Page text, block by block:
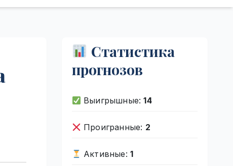
Статистика
прогнозов
Выигрышные:14
Проигранные: 2
Активные: 1